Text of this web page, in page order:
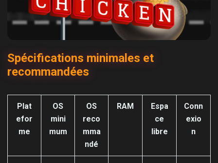
Spécifications minimales et
recommandées
Plat
efor
me
OS
mini
mum
OS
reco
mma
ndé
RAM
Espa
ce
libre
Conn
exio
n